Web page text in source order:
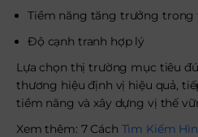
Tiềm năng tăng trưởng trong
Độ cạnh tranh hợp lý
Lựa chọn thị trường mục tiêu
thương hiệu định vị hiệu quả,
tiềm năng và xây dựng vị thế
Xem thêm: 7 Cách Tìm Kiếm